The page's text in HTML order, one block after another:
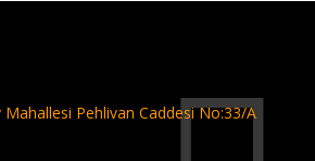
Mahallesi Pehlivan Caddesi No:33/A